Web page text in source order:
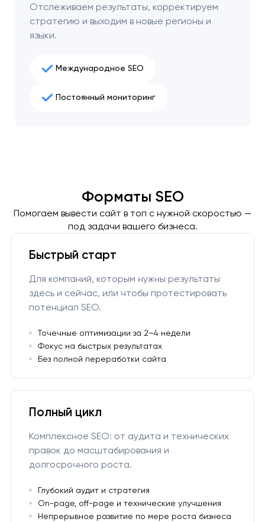
Отслеживаем результаты, корректируем
стратегию и выходим в новые регионы и
языки.
Международное SEO
Постоянный мониторинг
Форматы SEO
Помогаем вывести сайт в топ с нужной скоростью —
под задачи вашего бизнеса.
Быстрый старт
Для компаний, которым нужны результаты
здесь и сейчас, или чтобы протестировать
потенциал SEO.
Точечные оптимизации за 2–4 недели
Фокус на быстрых результатах
Без полной переработки сайта
Полный цикл
Комплексное SEO: от аудита и технических
правок до масштабирования и
долгосрочного роста.
Глубокий аудит и стратегия
On-page, off-page и технические улучшения
Непрерывное развитие по мере роста бизнеса